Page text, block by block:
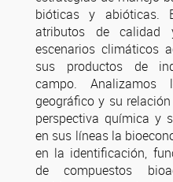
bióticas y abióticas.
atributos de
escenarios climáticos
sus productos de
campo.
geográfico y su
perspectiva química y
en sus líneas la
en la identificación,
de compuestos